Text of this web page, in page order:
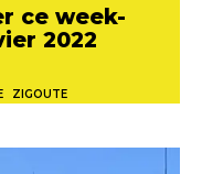
ce week-
2022
ZIGOUTE